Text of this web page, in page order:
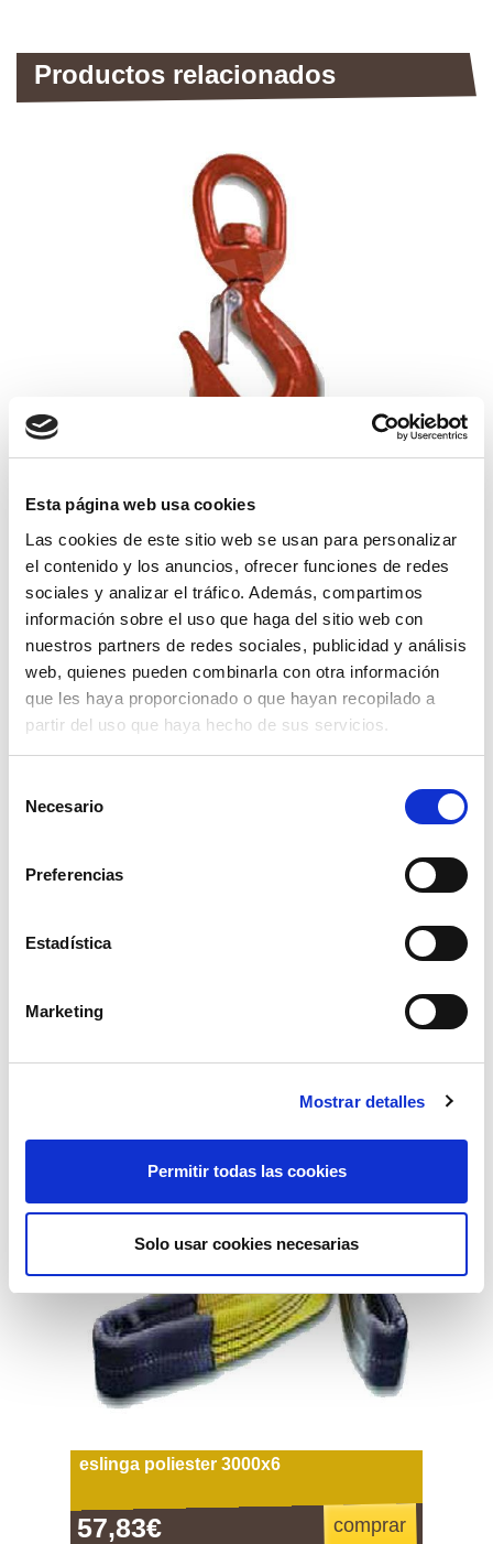
Esta página web usa cookies
Las cookies de este sitio web se usan para personalizar
el contenido y los anuncios, ofrecer funciones de redes
sociales y analizar el tráfico. Además, compartimos
información sobre el uso que haga del sitio web con
nuestros partners de redes sociales, publicidad y análisis
web, quienes pueden combinarla con otra información
que les haya proporcionado o que hayan recopilado a
partir del uso que haya hecho de sus servicios.
Necesario
Preferencias
Estadística
Marketing
Mostrar detalles
Permitir todas las cookies
Solo usar cookies necesarias
Productos relacionados
gancho giratorio seguro 5000
121,34€ comprar
eslinga poliester 3000x6
57,83€ comprar